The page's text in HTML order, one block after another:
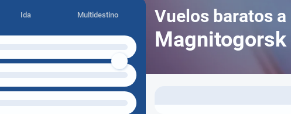
Vuelos baratos a
Magnitogorsk
Ida Multidestino